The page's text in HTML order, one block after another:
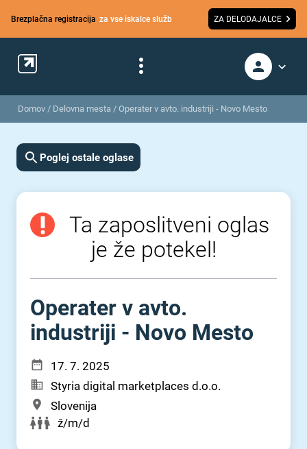
Brezplačna registracija za vse iskalce služb ZA DELODAJALCE
Domov / Delovna mesta / Operater v avto. industriji - Novo Mesto
Poglej ostale oglase
Ta zaposlitveni oglas
je že potekel!
Operater v avto.
industriji - Novo Mesto
17. 7. 2025
Styria digital marketplaces d.o.o.
Slovenija
ž/m/d